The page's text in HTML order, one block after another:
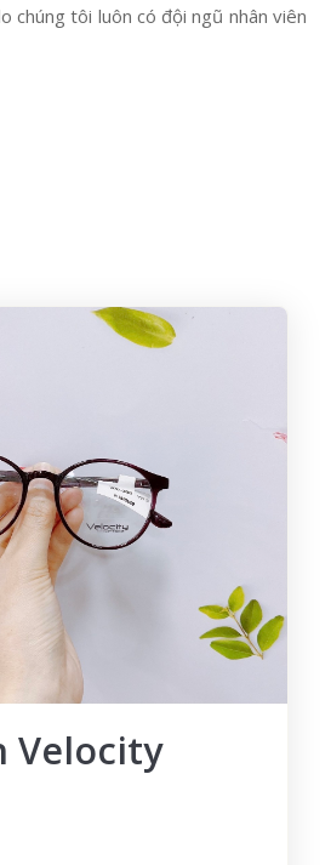
chúng tôi luôn có đội ngũ nhân viên
Velocity